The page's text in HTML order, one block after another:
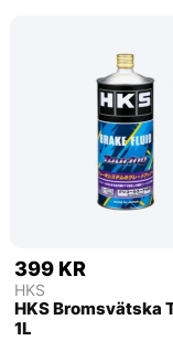
399 KR
HKS
HKS Bromsvätska
1L